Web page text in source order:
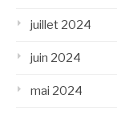
juillet 2024
juin 2024
mai 2024